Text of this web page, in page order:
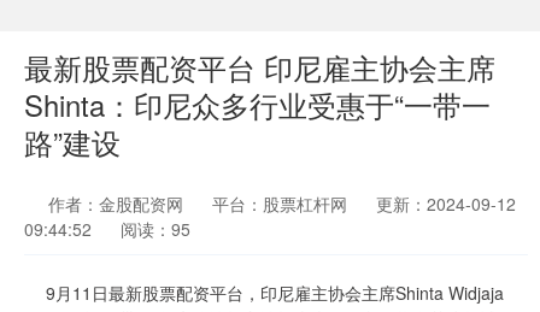
最新股票配资平台 印尼雇主协会主席
Shinta：印尼众多行业受惠于“一带一
路”建设
作者：金股配资网 平台：股票杠杆网
更新：2024-09-12
09:44:52
阅读：95
9月11日最新股票配资平台，印尼雇主协会主席Shinta Widjaja